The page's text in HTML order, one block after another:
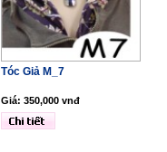
Tóc Giả M_7
Giá: 350,000 vnđ